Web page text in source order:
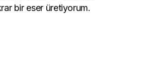
bir eser üretiyorum.